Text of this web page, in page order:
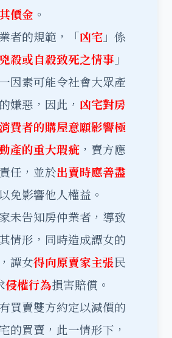
價金 。
者的規範，「凶宅 」係
殺或自殺致死之情事 」
因素可能令社會大眾產
嫌惡，因此， 凶宅對房
費者的購屋意願影響極
產的重大瑕疵 ，賣方應
任，並於出賣時應善盡
免影響他人權益。
未告知房仲業者，導致
情形，同時造成譚女的
譚女得向原賣家主張民
侵權行為損害賠償。
買賣雙方約定以減價的
的買賣，此一情形下，